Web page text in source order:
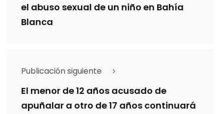
el abuso sexual de un niño en Bahía
Blanca
Publicación siguiente
El menor de 12 años acusado de
apuñalar a otro de 17 años continuará